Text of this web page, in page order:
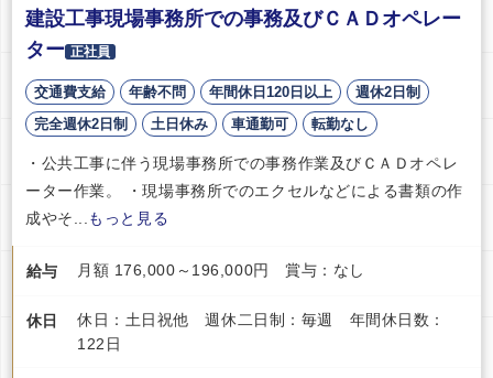
建設工事現場事務所での事務及びＣＡＤオペレー
ター 正社員
交通費支給 年齢不問 年間休日120日以上
週休2日制
完全週休2日制
土日休み 車通勤可 転勤なし
・公共工事に伴う現場事務所での事務作業及びＣＡＤオペレ
ーター作業。 ・現場事務所でのエクセルなどによる書類の作
成やそ...もっと見る
給与 月額 176,000～196,000円 賞与：なし
休日
休日：土日祝他 週休二日制：毎週 年間休日数：
122日